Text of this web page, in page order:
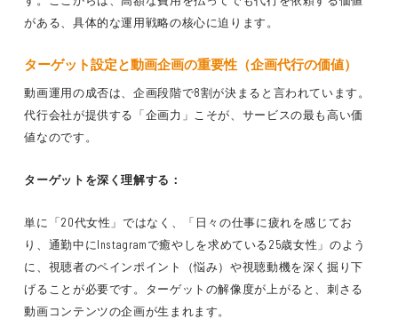
がある、具体的な運用戦略の核心に迫ります。
ターゲット設定と動画企画の重要性（企画代行の価値）
動画運用の成否は、企画段階で8割が決まると言われています。
代行会社が提供する「企画力」こそが、サービスの最も高い価
値なのです。
ターゲットを深く理解する：
単に「20代女性」ではなく、「日々の仕事に疲れを感じてお
り、通勤中にInstagramで癒やしを求めている25歳女性」のよう
に、視聴者のペインポイント（悩み）や視聴動機を深く掘り下
げることが必要です。ターゲットの解像度が上がると、刺さる
動画コンテンツの企画が生まれます。